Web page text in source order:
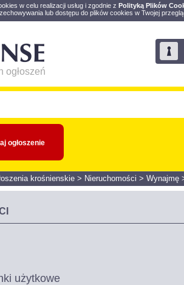
w celu realizacji usług i zgodnie z Polityką Plików
lub dostępu do plików cookies w Twojej
ogłoszeń
ogłoszenie
krośnienskie > Nieruchomości > Wynajmę
użytkowe